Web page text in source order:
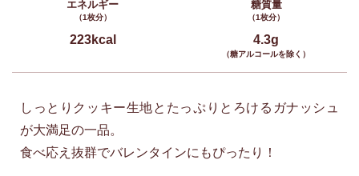
エネルギー
（1枚分）
223kcal
糖質量
（1枚分）
4.3g
（糖アルコールを除く）
しっとりクッキー生地とたっぷりとろけるガナッシュ
が大満足の一品。
食べ応え抜群でバレンタインにもぴったり！